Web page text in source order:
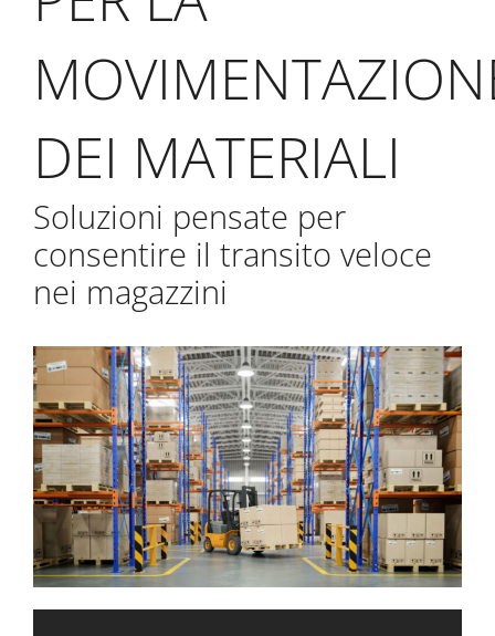
DEI MATERIALI
Soluzioni pensate per
consentire il transito veloce
nei magazzini